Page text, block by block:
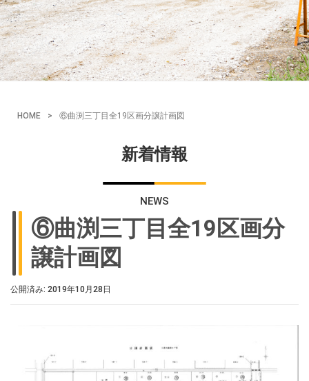
HOME > ⑥曲渕三丁目全19区画分譲計画図
新着情報
NEWS
⑥曲渕三丁目全19区画分
譲計画図
公開済み: 2019年10月28日